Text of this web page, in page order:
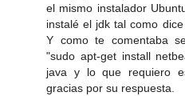
el mismo instalador
instalé el jdk tal como
Y como te comentaba
"sudo apt-get install
java y lo que requiero
gracias por su respuesta.